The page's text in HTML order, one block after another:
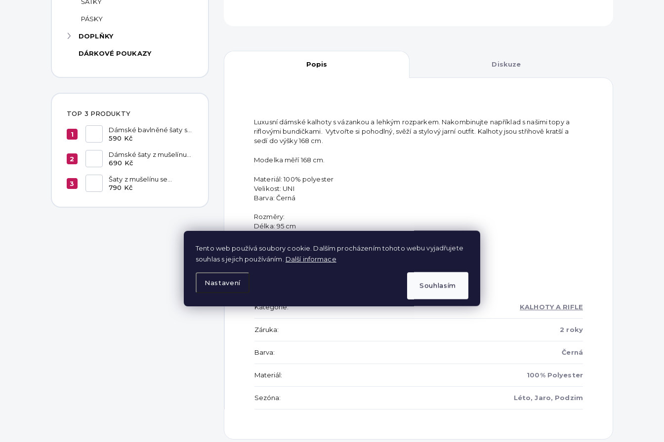
Tento web používá soubory cookie. Dalším procházením tohoto webu vyjadřujete
souhlas s jejich používáním. Další informace
Nastavení Souhlasím
PÁSKY
DOPLŇKY
DÁRKOVÉ POUKAZY
TOP 3 PRODUKTY
Dámské bavlněné šaty s
kapsami Red
590 Kč
Dámské šaty z mušelínu
Livia Latte
690 Kč
Šaty z mušelínu se
zavazováním v pase
790 Kč
Popis Diskuze
Luxusní dámské kalhoty s vázankou a lehkým rozparkem. Nakombinujte například s našimi topy a
riflovými bundičkami. Vytvořte si pohodlný, svěží a stylový jarní outfit. Kalhoty jsou střihově kratší a
sedí do výšky 168 cm.
Modelka měří 168 cm.
Materiál: 100% polyester
Velikost: UNI
Barva: Černá
Rozměry:
Délka: 95 cm
Kategorie: KALHOTY A RIFLE
Záruka: 2 roky
Barva: Černá
Materiál: 100% Polyester
Sezóna: Léto, Jaro, Podzim